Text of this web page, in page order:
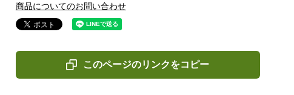
商品についてのお問い合わせ
このページのリンクをコピー